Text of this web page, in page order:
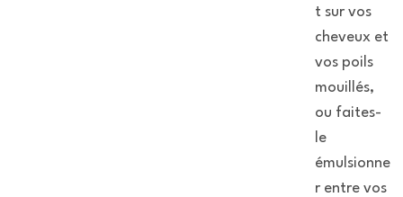
t sur vos
cheveux et
vos poils
mouillés,
ou faites-
le
émulsionne
r entre vos